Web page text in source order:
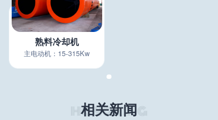
熟料冷却机
主电动机：15-315Kw
相关新闻